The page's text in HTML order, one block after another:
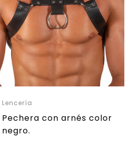
Lencería
Pechera con arnés color
negro.